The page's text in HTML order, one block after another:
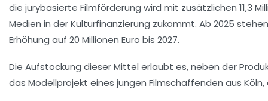
die jurybasierte Filmförderung wird mit zusätzlichen 11,3
Medien in der Kulturfinanzierung zukommt. Ab 2025
Erhöhung auf 20 Millionen Euro bis 2027.
Die Aufstockung dieser Mittel erlaubt es, neben der
das Modellprojekt eines jungen Filmschaffenden aus